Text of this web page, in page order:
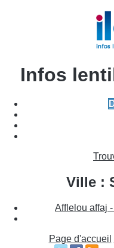
Infos
Ville :
Afflelou affaj
Page d'accueil